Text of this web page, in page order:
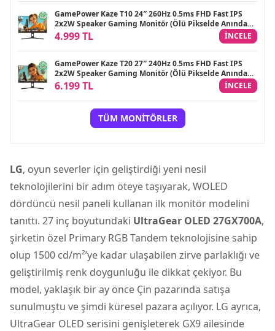
GamePower Kaze T10 24″ 260Hz 0.5ms FHD Fast IPS
2x2W Speaker Gaming Monitör (Ölü Pikselde Anında
Değişim)
4.999 TL INCELE
GamePower Kaze T20 27″ 240Hz 0.5ms FHD Fast IPS
2x2W Speaker Gaming Monitör (Ölü Pikselde Anında
Değişim)
6.199 TL INCELE
TÜM MONITÖRLER
LG, oyun severler için geliştirdiği yeni nesil
teknolojilerini bir adım öteye taşıyarak, WOLED
dördüncü nesil paneli kullanan ilk monitör modelini
tanıttı. 27 inç boyutundaki UltraGear OLED 27GX700A,
şirketin özel Primary RGB Tandem teknolojisine sahip
olup 1500 cd/m²’ye kadar ulaşabilen zirve parlaklığı ve
geliştirilmiş renk doygunluğu ile dikkat çekiyor. Bu
model, yaklaşık bir ay önce Çin pazarında satışa
sunulmuştu ve şimdi küresel pazara açılıyor. LG ayrıca,
UltraGear OLED serisini genişleterek GX9 ailesinde